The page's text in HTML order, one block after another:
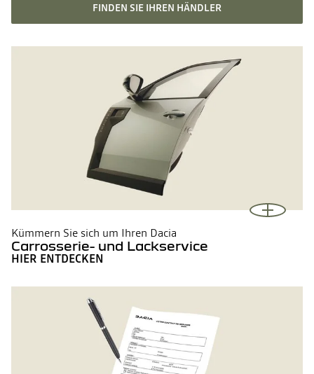
FINDEN SIE IHREN HÄNDLER
Kümmern Sie sich um Ihren Dacia
Carrosserie- und Lackservice
HIER ENTDECKEN